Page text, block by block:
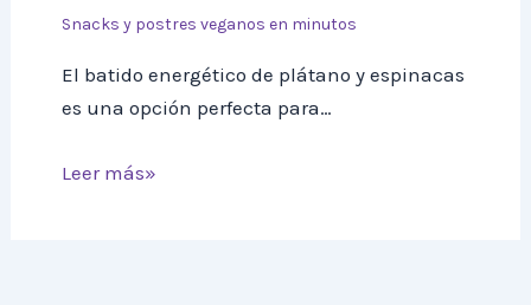
Snacks y postres veganos en minutos
El batido energético de plátano y espinacas
es una opción perfecta para…
Leer más»